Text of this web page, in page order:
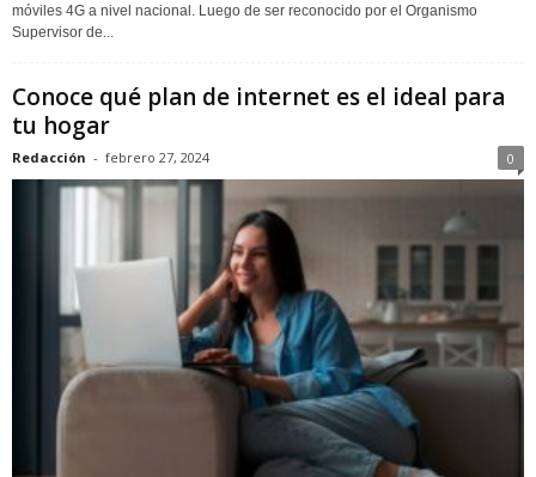
móviles 4G a nivel nacional. Luego de ser reconocido por el Organismo
Supervisor de...
Conoce qué plan de internet es el ideal para
tu hogar
Redacción - febrero 27, 2024 0